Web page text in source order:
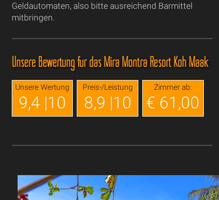
Geldautomaten, also bitte ausreichend Barmittel
mitbringen.
Unsere Bewertung für das Mira Montra Resort Koh Maak
Unsere Wertung
9,4 |10
Preis-/Leistung
8,9 |10
Zimmer ab:
€ 61,00